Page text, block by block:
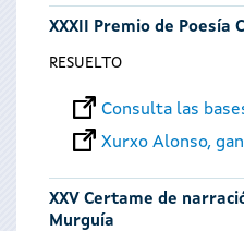
XXXII Premio de Poesía
RESUELTO
Consulta las
Xurxo Alonso,
XXV Certame de
Murguía